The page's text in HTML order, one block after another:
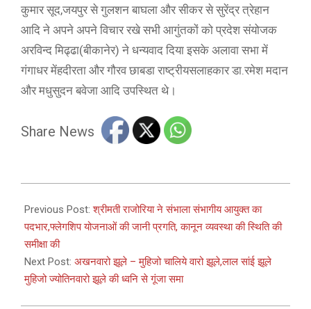
कुमार सूद,जयपुर से गुलशन बाघला और सीकर से सुरेंद्र त्रेहान
आदि ने अपने अपने विचार रखे सभी आगुंतकों को प्रदेश संयोजक
अरविन्द मिढ्ढा(बीकानेर) ने धन्यवाद दिया इसके अलावा सभा में
गंगाधर मेंहदीरता और गौरव छाबडा राष्ट्रीयसलाहकार डा.रमेश मदान
और मधुसुदन बवेजा आदि उपस्थित थे।
Share News
08-
07
Previous Post:श्रीमती राजोरिया ने संभाला संभागीय आयुक्त का
पदभार,फ्लेगशिप योजनाओं की जानी प्रगति, कानून व्यवस्था की स्थिति की
समीक्षा की
Next Post: अखनवारो झूले – मुहिजो चालिये वारो झूले,लाल सांई झूले
मुहिजो ज्योतिनवारो झूले की ध्वनि से गूंजा समा